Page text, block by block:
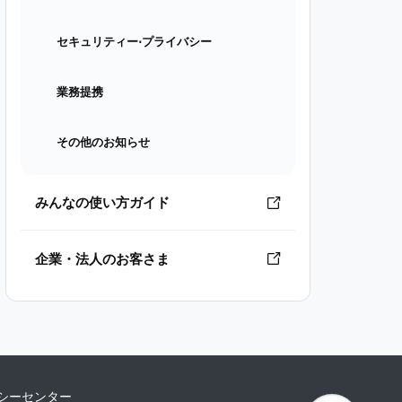
セキュリティー⋅プライバシー
業務提携
その他のお知らせ
みんなの使い方ガイド
企業・法人のお客さま
ーセンター